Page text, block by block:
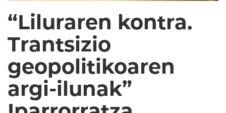
“Liluraren kontra.
Trantsizio
geopolitikoaren
argi-ilunak”